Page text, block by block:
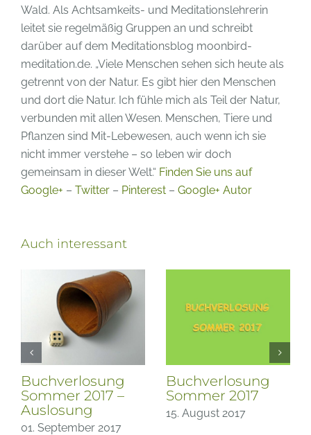
Wald. Als Achtsamkeits- und Meditationslehrerin
leitet sie regelmäßig Gruppen an und schreibt
darüber auf dem Meditationsblog moonbird-
meditation.de. „Viele Menschen sehen sich heute als
getrennt von der Natur. Es gibt hier den Menschen
und dort die Natur. Ich fühle mich als Teil der Natur,
verbunden mit allen Wesen. Menschen, Tiere und
Pflanzen sind Mit-Lebewesen, auch wenn ich sie
nicht immer verstehe – so leben wir doch
gemeinsam in dieser Welt.“ Finden Sie uns auf
Google+ – Twitter – Pinterest – Google+ Autor
Auch interessant
Buchverlosung
Sommer 2017 –
Auslosung
01. September 2017
Buchverlosung
Sommer 2017
15. August 2017